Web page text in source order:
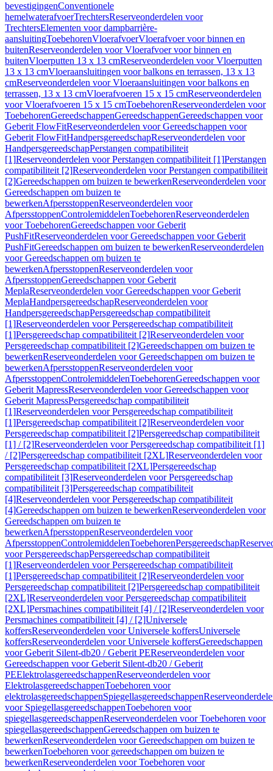
bevestigingenConventionele
hemelwaterafvoerTrechtersReserveonderdelen voor
TrechtersElementen voor dampbarrière-
aansluitingToebehorenVloerafvoerVloerafvoer voor binnen en
buitenReserveonderdelen voor Vloerafvoer voor binnen en
buitenVloerputten 13 x 13 cmReserveonderdelen voor Vloerputten
13 x 13 cmVloeraansluitingen voor balkons en terrassen, 13 x 13
cmReserveonderdelen voor Vloeraansluitingen voor balkons en
terrassen, 13 x 13 cmVloerafvoeren 15 x 15 cmReserveonderdelen
voor Vloerafvoeren 15 x 15 cmToebehorenReserveonderdelen voor
ToebehorenGereedschappenGereedschappenGereedschappen voor
Geberit FlowFitReserveonderdelen voor Gereedschappen voor
Geberit FlowFitHandpersgereedschapReserveonderdelen voor
HandpersgereedschapPerstangen compatibiliteit
[1]Reserveonderdelen voor Perstangen compatibiliteit [1]Perstangen
compatibiliteit [2]Reserveonderdelen voor Perstangen compatibiliteit
[2]Gereedschappen om buizen te bewerkenReserveonderdelen voor
Gereedschappen om buizen te
bewerkenAfpersstoppenReserveonderdelen voor
AfpersstoppenControlemiddelenToebehorenReserveonderdelen
voor ToebehorenGereedschappen voor Geberit
PushFitReserveonderdelen voor Gereedschappen voor Geberit
PushFitGereedschappen om buizen te bewerkenReserveonderdelen
voor Gereedschappen om buizen te
bewerkenAfpersstoppenReserveonderdelen voor
AfpersstoppenGereedschappen voor Geberit
MeplaReserveonderdelen voor Gereedschappen voor Geberit
MeplaHandpersgereedschapReserveonderdelen voor
HandpersgereedschapPersgereedschap compatibiliteit
[1]Reserveonderdelen voor Persgereedschap compatibiliteit
[1]Persgereedschap compatibiliteit [2]Reserveonderdelen voor
Persgereedschap compatibiliteit [2]Gereedschappen om buizen te
bewerkenReserveonderdelen voor Gereedschappen om buizen te
bewerkenAfpersstoppenReserveonderdelen voor
AfpersstoppenControlemiddelenToebehorenGereedschappen voor
Geberit MapressReserveonderdelen voor Gereedschappen voor
Geberit MapressPersgereedschap compatibiliteit
[1]Reserveonderdelen voor Persgereedschap compatibiliteit
[1]Persgereedschap compatibiliteit [2]Reserveonderdelen voor
Persgereedschap compatibiliteit [2]Persgereedschap compatibiliteit
[1] / [2]Reserveonderdelen voor Persgereedschap compatibiliteit [1]
/ [2]Persgereedschap compatibiliteit [2XL]Reserveonderdelen voor
Persgereedschap compatibiliteit [2XL]Persgereedschap
compatibiliteit [3]Reserveonderdelen voor Persgereedschap
compatibiliteit [3]Persgereedschap compatibiliteit
[4]Reserveonderdelen voor Persgereedschap compatibiliteit
[4]Gereedschappen om buizen te bewerkenReserveonderdelen voor
Gereedschappen om buizen te
bewerkenAfpersstoppenReserveonderdelen voor
AfpersstoppenControlemiddelenToebehorenPersgereedschap
voor PersgereedschapPersgereedschap compatibiliteit
[1]Reserveonderdelen voor Persgereedschap compatibiliteit
[1]Persgereedschap compatibiliteit [2]Reserveonderdelen voor
Persgereedschap compatibiliteit [2]Persgereedschap compatibiliteit
[2XL]Reserveonderdelen voor Persgereedschap compatibiliteit
[2XL]Persmachines compatibiliteit [4] / [2]Reserveonderdelen voor
Persmachines compatibiliteit [4] / [2]Universele
koffersReserveonderdelen voor Universele koffersUniversele
koffersReserveonderdelen voor Universele koffersGereedschappen
voor Geberit Silent-db20 / Geberit PEReserveonderdelen voor
Gereedschappen voor Geberit Silent-db20 / Geberit
PEElektrolasgereedschappenReserveonderdelen voor
ElektrolasgereedschappenToebehoren voor
elektrolasgereedschappenSpiegellasgereedschappen
voor SpiegellasgereedschappenToebehoren voor
spiegellasgereedschappenReserveonderdelen voor Toebehoren voor
spiegellasgereedschappenGereedschappen om buizen te
bewerkenReserveonderdelen voor Gereedschappen om buizen te
bewerkenToebehoren voor gereedschappen om buizen te
bewerkenReserveonderdelen voor Toebehoren voor